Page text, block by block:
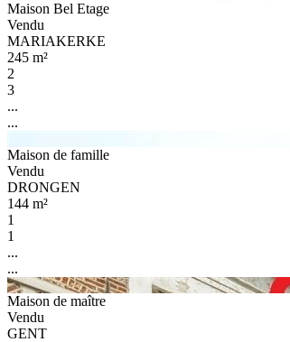
Maison Bel Etage
Vendu
MARIAKERKE
245 m²
2
3
...
...
Maison de famille
Vendu
DRONGEN
144 m²
1
1
...
...
Maison de maître
Vendu
GENT